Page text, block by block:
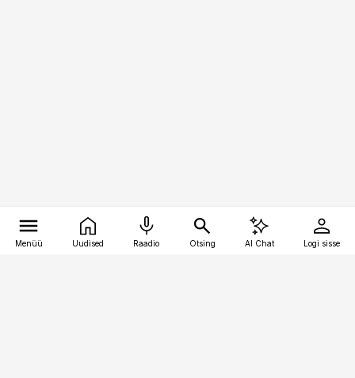
Menüü Uudised Raadio Otsing AI Chat Logi sisse